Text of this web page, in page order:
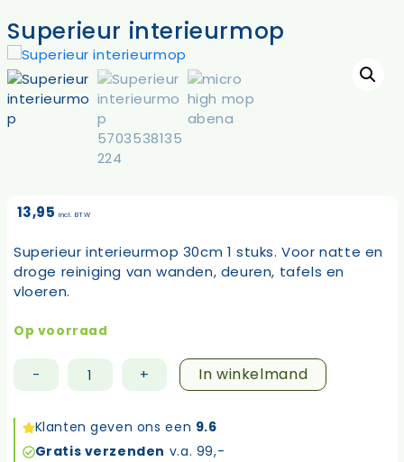
Superieur interieurmop
13,95 incl. BTW
Superieur interieurmop 30cm 1 stuks. Voor natte en
droge reiniging van wanden, deuren, tafels en
vloeren.
Op voorraad
-
Superieur
aantal
+ In winkelmand
Klanten geven ons een 9.6
Gratis verzenden v.a. 99,-